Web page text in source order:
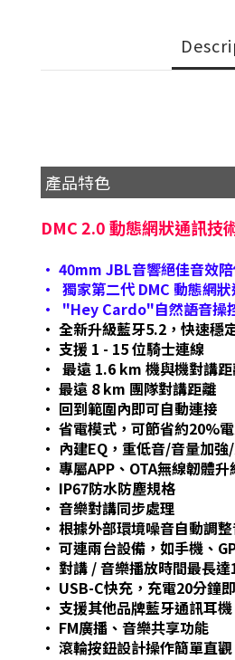
產品特色
DMC 2.0 動態網狀通訊技
• 40mm JBL音響絕佳音效
• 獨家第二代 DMC 動態網
• "Hey Cardo"自然語音操
• 全新升級藍牙5.2，快速穩
• 支援 1 - 15 位騎士連線
• 最遠 1.6 km 機與機對講
• 最遠 8 km 團隊對講距離
• 回到範圍內即可自動連接
• 省電模式，可節省約20%
• 內建EQ，重低音/音量加強
• 專屬APP、OTA無線韌體升
• IP67防水防塵規格
• 音樂對講同步處理
• 根據外部環境噪音自動調
• 可連兩台設備，如手機、
• 對講 / 音樂播放時間最長
• USB-C快充，充電20分鐘
• 支援其他品牌藍牙通訊耳機
• FM廣播、音樂共享功能
• 滾輪按鈕設計操作簡單直觀